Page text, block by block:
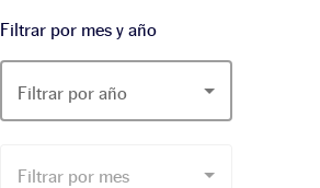
Filtrar por mes y año
Filtrar por año
Filtrar por mes